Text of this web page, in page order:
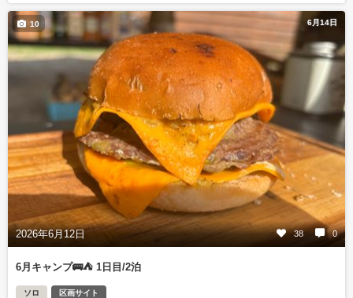
6月14日
2026年6月12日 38 0
10
6月キャンプ🚌⛺️ 1日目/2泊
ソロ 区画サイト